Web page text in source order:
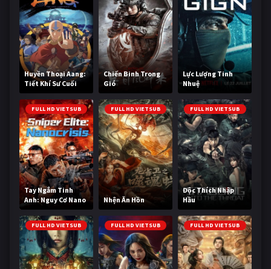
Huyền Thoại Aang:
Tiết Khí Sư Cuối
Cùng
Chiến Binh Trong
Gió
Lực Lượng Tinh
Nhuệ
FULL HD VIETSUB
Tay Ngắm Tinh
Anh: Nguy Cơ Nano
FULL HD VIETSUB
Nhện Ăn Hồn
FULL HD VIETSUB
Độc Thích Nhập
Hầu
FULL HD VIETSUB FULL HD VIETSUB FULL HD VIETSUB